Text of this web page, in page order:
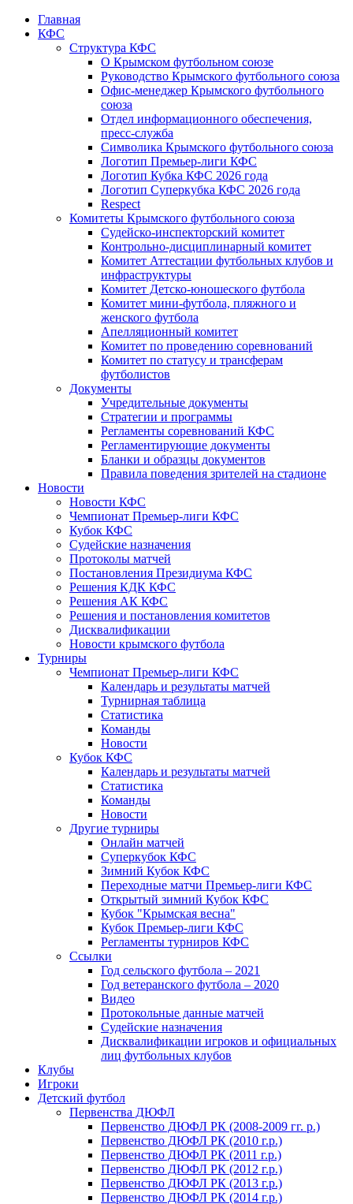
Главная
КФС
Структура КФС
О Крымском футбольном союзе
Руководство Крымского футбольного союза
Офис-менеджер Крымского футбольного
союза
Отдел информационного обеспечения,
пресс-служба
Символика Крымского футбольного союза
Логотип Премьер-лиги КФС
Логотип Кубка КФС 2026 года
Логотип Суперкубка КФС 2026 года
Respect
Комитеты Крымского футбольного союза
Судейско-инспекторский комитет
Контрольно-дисциплинарный комитет
Комитет Аттестации футбольных клубов и
инфраструктуры
Комитет Детско-юношеского футбола
Комитет мини-футбола, пляжного и
женского футбола
Апелляционный комитет
Комитет по проведению соревнований
Комитет по статусу и трансферам
футболистов
Документы
Учредительные документы
Стратегии и программы
Регламенты соревнований КФС
Регламентирующие документы
Бланки и образцы документов
Правила поведения зрителей на стадионе
Новости
Новости КФС
Чемпионат Премьер-лиги КФС
Кубок КФС
Судейские назначения
Протоколы матчей
Постановления Президиума КФС
Решения КДК КФС
Решения АК КФС
Решения и постановления комитетов
Дисквалификации
Новости крымского футбола
Турниры
Чемпионат Премьер-лиги КФС
Календарь и результаты матчей
Турнирная таблица
Статистика
Команды
Новости
Кубок КФС
Календарь и результаты матчей
Статистика
Команды
Новости
Другие турниры
Онлайн матчей
Суперкубок КФС
Зимний Кубок КФС
Переходные матчи Премьер-лиги КФС
Открытый зимний Кубок КФС
Кубок "Крымская весна"
Кубок Премьер-лиги КФС
Регламенты турниров КФС
Ссылки
Год сельского футбола – 2021
Год ветеранского футбола – 2020
Видео
Протокольные данные матчей
Судейские назначения
Дисквалификации игроков и официальных
лиц футбольных клубов
Клубы
Игроки
Детский футбол
Первенства ДЮФЛ
Первенство ДЮФЛ РК (2008-2009 гг. р.)
Первенство ДЮФЛ РК (2010 г.р.)
Первенство ДЮФЛ РК (2011 г.р.)
Первенство ДЮФЛ РК (2012 г.р.)
Первенство ДЮФЛ РК (2013 г.р.)
Первенство ДЮФЛ РК (2014 г.р.)